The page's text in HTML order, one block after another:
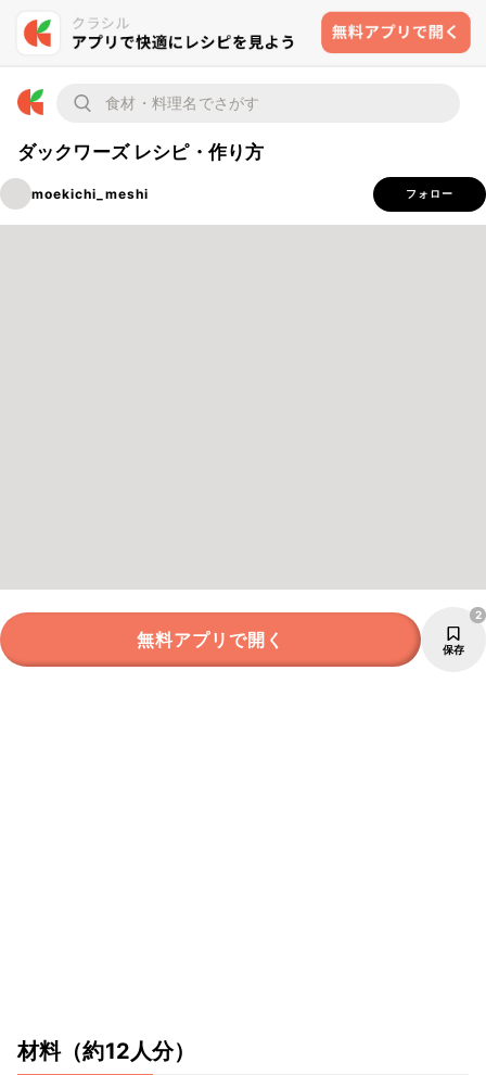
ダックワーズ レシピ・作り方
moekichi_meshi フォロー
無料アプリで開く 保存
2
材料（約12人分）